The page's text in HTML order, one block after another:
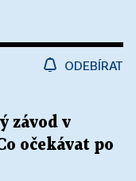
ODEBÍRAT
závod v
očekávat po